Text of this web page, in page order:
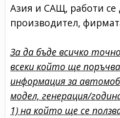
Азия и САЩ, работи се
производител,
За да бъде всичко
всеки който ще
информация за
модел, генерация/
1) на който ще се